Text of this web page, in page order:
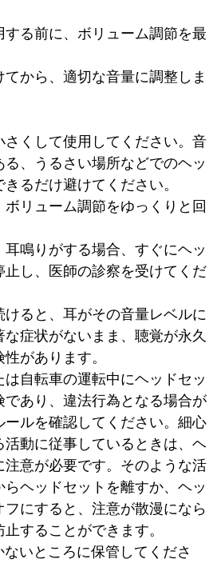
る前に、ボリューム調節を最
から、適切な音量に調整しま
くして使用してください。音
、うるさい場所などでのヘッ
るだけ避けてください。
リューム調節をゆっくりと回
鳴りがする場合、すぐにヘッ
止し、医師の診察を受けてくだ
ると、耳がその音量レベルに
症状がないまま、聴覚が永久
があります。
自転車の運転中にヘッドセッ
であり、違法行為となる場合が
ールを確認してください。細心
動に従事しているときは、ヘ
注意が必要です。そのような活
ヘッドセットを離すか、ヘッ
フにすると、注意が散漫になら
することができます。
いところに保管してくださ